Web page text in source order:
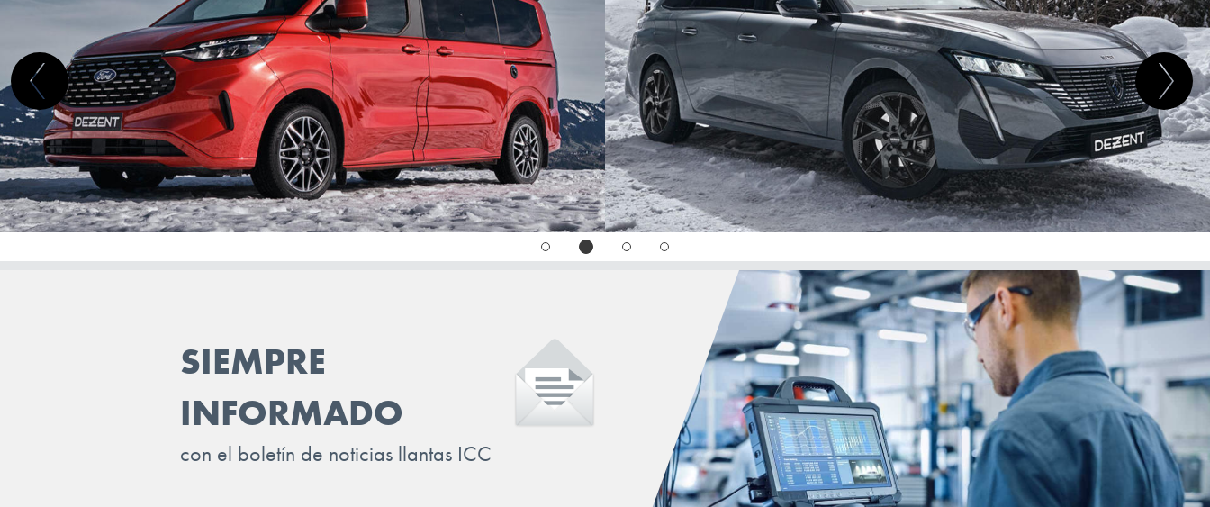
TOGG
TOYOTA
TRAILER
VINFAST
VOLKSWAGEN
VOLVO
SIEMPRE
INFORMADO
con el boletín de noticias llantas ICC